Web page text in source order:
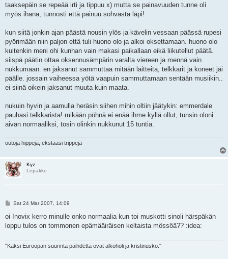
taaksepäin se repeää irti ja tippuu x) mutta se painavuuden tunne oli
myös ihana, tunnosti että painuu sohvasta läpi!
kun siitä jonkin ajan päästä nousin ylös ja kävelin vessaan päässä rupesi
pyörimään niin paljon että tuli huono olo ja alkoi oksettamaan. huono olo
kuitenkin meni ohi kunhan vain makasi paikallaan eikä liikutellut päätä.
siispä päätin ottaa oksennusämpärin varalta viereen ja mennä vain
nukkumaan. en jaksanut sammuttaa mitään laitteita, telkkarit ja koneet jäi
päälle. jossain vaiheessa yötä vaapuin sammuttamaan sentään musiikin..
ei siinä oikein jaksanut muuta kuin maata.
nukuin hyvin ja aamulla heräsin siihen mihin oltiin jäätykin: emmerdale
pauhasi telkkarista! mikään pöhnä ei enää ihme kyllä ollut, tunsin oloni
aivan normaaliksi, tosin olinkin nukkunut 15 tuntia.
outoja hippejä, ekstaasi trippejä
Kyz
Lepakko
P
s
Sat 24 Mar 2007, 14:09
oi Inovix kerro minulle onko normaalia kun toi muskotti sinoli härspäkän
loppu tulos on tommonen epämääiräisen keltaista mössöä?? :idea:
"Kaksi Euroopan suurinta päihdettä ovat alkoholi ja kristinusko."